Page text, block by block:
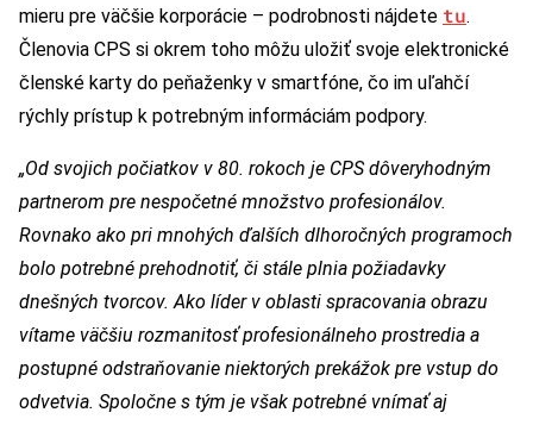
mieru pre väčšie korporácie – podrobnosti nájdete tu.
Členovia CPS si okrem toho môžu uložiť svoje elektronické
členské karty do peňaženky v smartfóne, čo im uľahčí
rýchly prístup k potrebným informáciám podpory.
„Od svojich počiatkov v 80. rokoch je CPS dôveryhodným
partnerom pre nespočetné množstvo profesionálov.
Rovnako ako pri mnohých ďalších dlhoročných programoch
bolo potrebné prehodnotiť, či stále plnia požiadavky
dnešných tvorcov. Ako líder v oblasti spracovania obrazu
vítame väčšiu rozmanitosť profesionálneho prostredia a
postupné odstraňovanie niektorých prekážok pre vstup do
odvetvia. Spoločne s tým je však potrebné vnímať aj